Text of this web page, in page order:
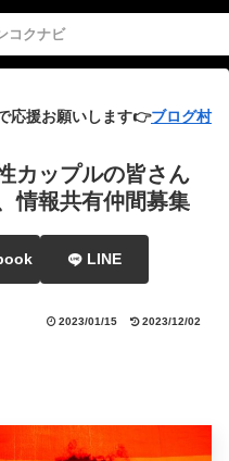
コクナビ
応援お願いします👉ブログ村
カップルの皆さん
情報共有仲間募集
LINE
2023/01/15 2023/12/02